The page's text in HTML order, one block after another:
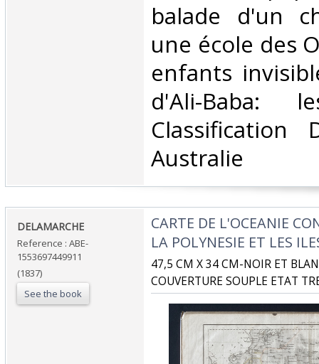
balade d'un
une école des
enfants
d'Ali-Baba:
Classification
Australie‎
‎DELAMARCHE‎
Reference : ABE-
1553697449911
(1837)
See the book
‎CARTE DE L'OCEANIE
LA POLYNESIE ET LES
‎47,5 CM X 34 CM-NOIR ET
‎COUVERTURE SOUPLE ETAT